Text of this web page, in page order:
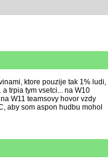
ktore pouzije tak 1% ludi,
trpia tym vsetci... na W10
W11 teamsovy hovor vzdy
aby som aspon hudbu mohol